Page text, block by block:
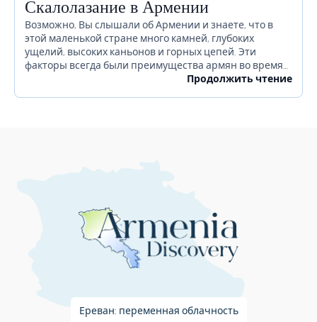
Скалолазание в Армении
Возможно, Вы слышали об Армении и знаете, что в
этой маленькой стране много камней, глубоких
ущелий, высоких каньонов и горных цепей. Эти
факторы всегда были преимущества армян во время
войн и в различных ситуациях, делая вторжения...
Продолжить чтение
Ереван: переменная облачность